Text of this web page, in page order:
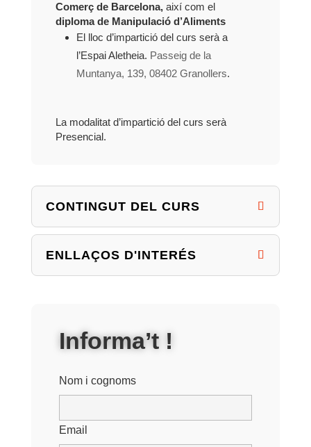
Comerç de Barcelona,així com el
diploma de Manipulació d’Aliments
El lloc d’impartició del curs serà a
l’Espai Aletheia. Passeig de la
Muntanya, 139, 08402 Granollers.
La modalitat d’impartició del curs serà
Presencial.
CONTINGUT DEL CURS
ENLLAÇOS D'INTERÉS
Informa’t !
Nom i cognoms
Email